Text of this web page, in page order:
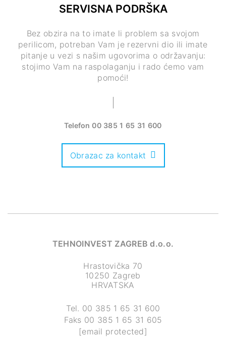
SERVISNA PODRŠKA
Bez obzira na to imate li problem sa svojom
perilicom, potreban Vam je rezervni dio ili imate
pitanje u vezi s našim ugovorima o održavanju:
stojimo Vam na raspolaganju i rado ćemo vam
pomoći!
Telefon00 385 1 65 31 600
Obrazac za kontakt
TEHNOINVEST ZAGREB d.o.o.
Hrastovička 70
10250 Zagreb
HRVATSKA
Tel. 00 385 1 65 31 600
Faks 00 385 1 65 31 605
[email protected]